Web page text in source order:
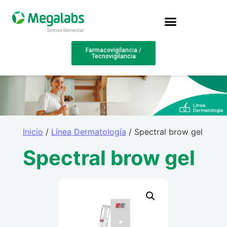
Farmacovigilancia /
Tecnovigilancia
Inicio / Línea Dermatología / Spectral brow gel
Spectral brow gel